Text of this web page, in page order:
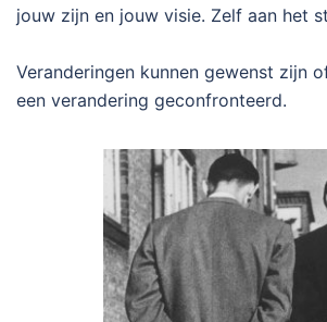
jouw zijn en jouw visie. Zelf aan het
Veranderingen kunnen gewenst zijn
een verandering geconfronteerd.